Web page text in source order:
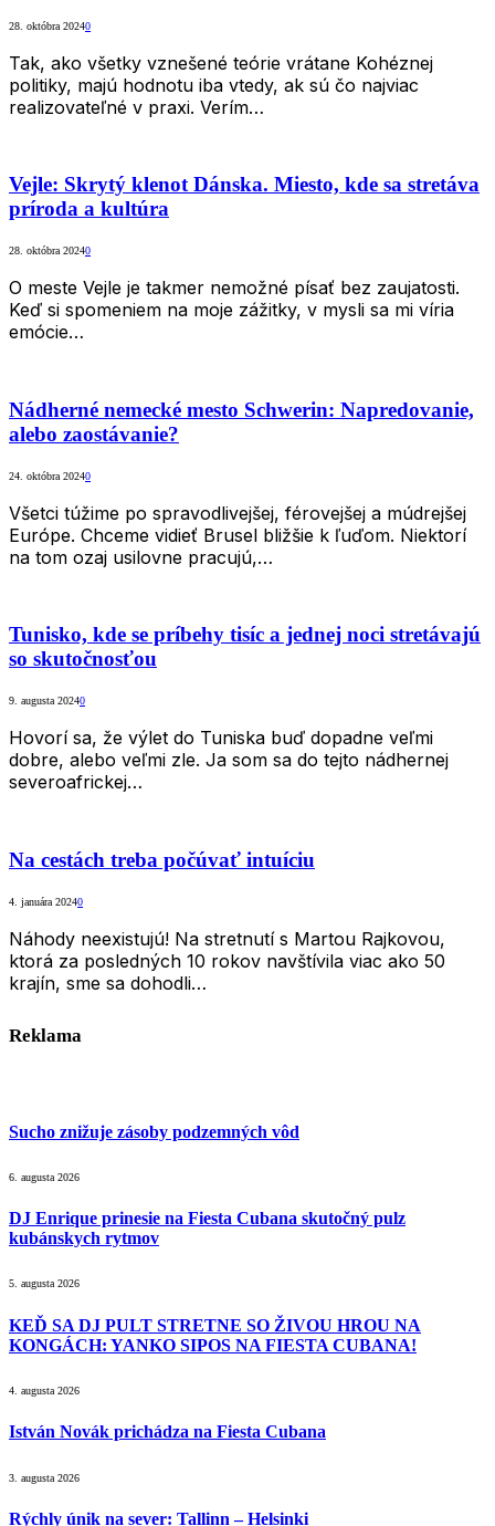
28. októbra 20240
Tak, ako všetky vznešené teórie vrátane Kohéznej
politiky, majú hodnotu iba vtedy, ak sú čo najviac
realizovateľné v praxi. Verím…
Vejle: Skrytý klenot Dánska. Miesto, kde sa stretáva
príroda a kultúra
28. októbra 20240
O meste Vejle je takmer nemožné písať bez zaujatosti.
Keď si spomeniem na moje zážitky, v mysli sa mi víria
emócie…
Nádherné nemecké mesto Schwerin: Napredovanie,
alebo zaostávanie?
24. októbra 20240
Všetci túžime po spravodlivejšej, férovejšej a múdrejšej
Európe. Chceme vidieť Brusel bližšie k ľuďom. Niektorí
na tom ozaj usilovne pracujú,…
Tunisko, kde se príbehy tisíc a jednej noci stretávajú
so skutočnosťou
9. augusta 20240
Hovorí sa, že výlet do Tuniska buď dopadne veľmi
dobre, alebo veľmi zle. Ja som sa do tejto nádhernej
severoafrickej…
Na cestách treba počúvať intuíciu
4. januára 20240
Náhody neexistujú! Na stretnutí s Martou Rajkovou,
ktorá za posledných 10 rokov navštívila viac ako 50
krajín, sme sa dohodli…
Reklama
Sucho znižuje zásoby podzemných vôd
6. augusta 2026
DJ Enrique prinesie na Fiesta Cubana skutočný pulz
kubánskych rytmov
5. augusta 2026
KEĎ SA DJ PULT STRETNE SO ŽIVOU HROU NA
KONGÁCH: YANKO SIPOS NA FIESTA CUBANA!
4. augusta 2026
István Novák prichádza na Fiesta Cubana
3. augusta 2026
Rýchly únik na sever: Tallinn – Helsinki